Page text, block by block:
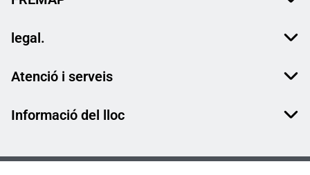
legal.
Atenció i serveis
Informació del lloc